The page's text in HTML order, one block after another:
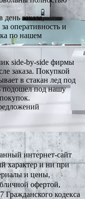
заказа,
оперативность и
по нашем
side-by-side фирмы
заказа. Покупкой
в стакан лед под
подошел под нашу
интернет-сайт
характер и ни при
и цены,
офертой,
кодекса